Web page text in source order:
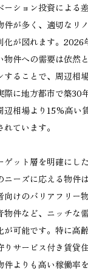
ーション投資による
が多く、適切なリ
化が図れます。2026
物件への需要は依然
ることで、周辺相
に地方都市で築30
辺相場より15%高い
ています。
ット層を明確にし
ーズに応える物件
向けのバリアフリー
件など、ニッチな
が可能です。特に高
サービス付き賃貸
件よりも高い稼働率